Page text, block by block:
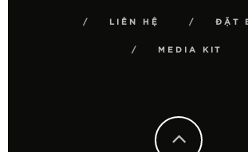
LIÊN HỆ ĐẶT
MEDIA KIT